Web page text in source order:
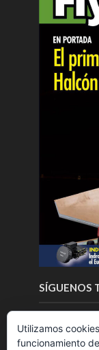
SÍGUENOS
Utilizamos
funcionamiento